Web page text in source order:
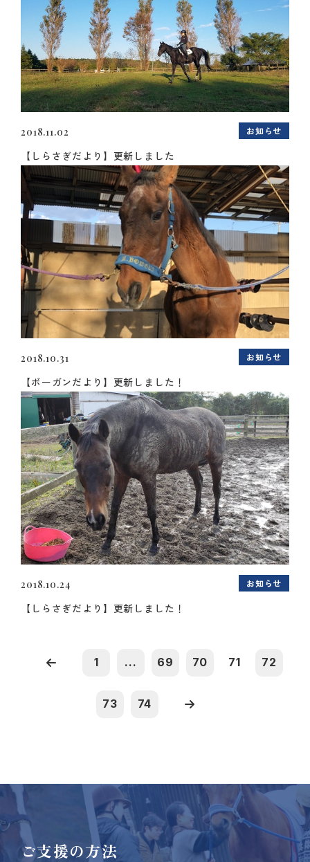
2018.11.02 お知らせ
【しらさぎだより】更新しました
2018.10.31 お知らせ
【ボーガンだより】更新しました！
2018.10.24 お知らせ
【しらさぎだより】更新しました！
1 ... 69 70 71 72
73 74
ご支援の方法